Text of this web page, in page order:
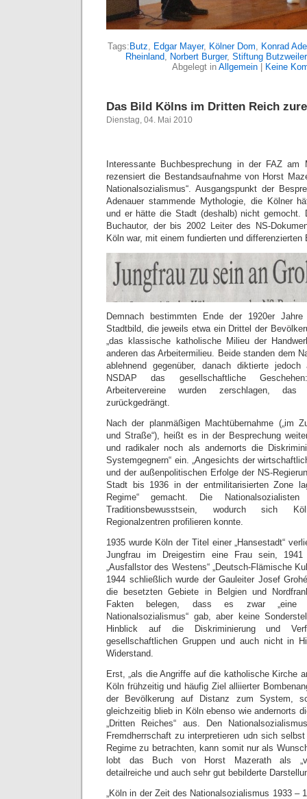
Tags: Butz Edgar Mayer, Kölner Dom
Konrad
Rheinland
Norbert Burger, Stiftung
Abgelegt in Allgemein Keine
Das Bild Kölns im Dritten Reich
Dienstag, 04. Mai 2010
Interessante Buchbesprechung in der FAZ am
rezensiert die Bestandsaufnahme von Horst
Nationalsozialismus“. Ausgangspunkt der
Adenauer stammende Mythologie, die Kölner
und er hätte die Stadt (deshalb) nicht gemocht.
Buchautor, der bis 2002 Leiter des NS-
Köln war, mit einem fundierten und
Demnach bestimmten Ende der 1920er
Stadtbild, die jeweils etwa ein Drittel der
„das klassische katholische Milieu der
anderen das Arbeitermilieu. Beide standen dem
ablehnend gegenüber, danach diktierte
NSDAP das gesellschaftliche
Arbeitervereine wurden zerschlagen, das
zurückgedrängt.
Nach der planmäßigen Machtübernahme („im
und Straße“), heißt es in der Besprechung
und radikaler noch als andernorts die
Systemgegnern“ ein. „Angesichts der
und der außenpolitischen Erfolge der NS-
Stadt bis 1936 in der entmilitarisierten Zone
Regime“ gemacht. Die Nationalsozialisten
Traditionsbewusstsein, wodurch sich
Regionalzentren profilieren konnte.
1935 wurde Köln der Titel einer „Hansestadt“
Jungfrau im Dreigestirn eine Frau sein,
„Ausfallstor des Westens“ „Deutsch-Flämische
1944 schließlich wurde der Gauleiter Josef
die besetzten Gebiete in Belgien und
Fakten belegen, dass es zwar „eine
Nationalsozialismus“ gab, aber keine
Hinblick auf die Diskriminierung und
gesellschaftlichen Gruppen und auch nicht in
Widerstand.
Erst, „als die Angriffe auf die katholische Kirche
Köln frühzeitig und häufig Ziel alliierter
der Bevölkerung auf Distanz zum System,
gleichzeitig blieb in Köln ebenso wie andernorts
„Dritten Reiches“ aus. Den
Fremdherrschaft zu interpretieren udn sich
Regime zu betrachten, kann somit nur als
lobt das Buch von Horst Mazerath als
detailreiche und auch sehr gut bebilderte
„Köln in der Zeit des Nationalsozialismus 1933 –